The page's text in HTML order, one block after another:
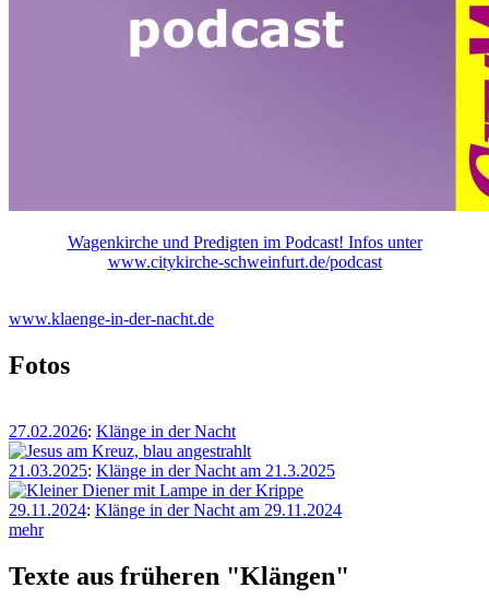
Wagenkirche und Predigten im Podcast! Infos unter
www.citykirche-schweinfurt.de/podcast
www.klaenge-in-der-nacht.de
Fotos
27.02.2026: Klänge in der Nacht
21.03.2025: Klänge in der Nacht am 21.3.2025
29.11.2024: Klänge in der Nacht am 29.11.2024
mehr
Texte aus früheren "Klängen"